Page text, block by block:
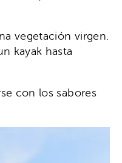
vegetación virgen.
kayak hasta
con los sabores